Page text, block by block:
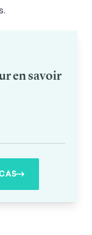
en savoir